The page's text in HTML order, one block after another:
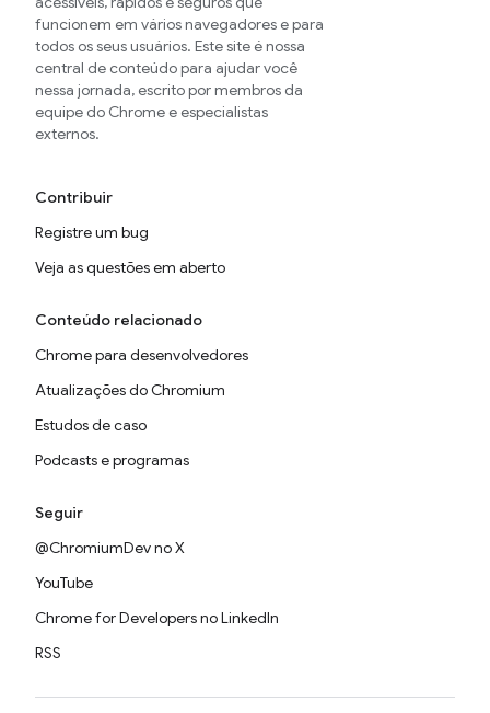
funcionem em vários navegadores e para
todos os seus usuários. Este site é nossa
central de conteúdo para ajudar você
nessa jornada, escrito por membros da
equipe do Chrome e especialistas
externos.
Contribuir
Registre um bug
Veja as questões em aberto
Conteúdo relacionado
Chrome para desenvolvedores
Atualizações do Chromium
Estudos de caso
Podcasts e programas
Seguir
@ChromiumDev no X
YouTube
Chrome for Developers no LinkedIn
RSS